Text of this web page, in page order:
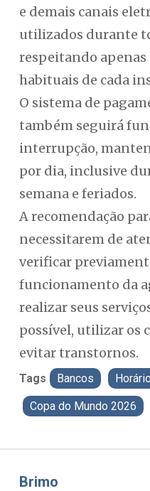
e demais canais
utilizados durante
respeitando
habituais de cada
O sistema de
também seguirá
interrupção,
por dia, inclusive
semana e feriados.
A recomendação
necessitarem de
verificar
funcionamento da
realizar seus
possível, utilizar os
evitar transtornos.
Tags Bancos
Copa do Mundo 2026
Misael Elias